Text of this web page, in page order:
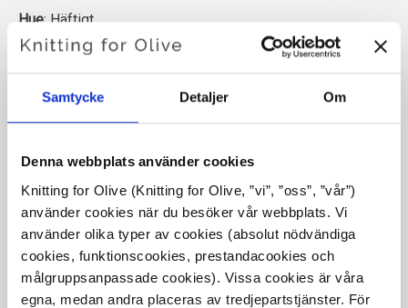
Samtycke Detaljer Om
Denna webbplats använder cookies
Knitting for Olive (Knitting for Olive, ”vi”, ”oss”, ”vår”)
använder cookies när du besöker vår webbplats. Vi
använder olika typer av cookies (absolut nödvändiga
cookies, funktionscookies, prestandacookies och
målgruppsanpassade cookies). Vissa cookies är våra
egna, medan andra placeras av tredjepartstjänster. För
Hue: Häftigt
Färgsäsongen: Ljus sommar
tillbaka till den gård den kommer från. På så sätt vet vi
exakt vilken gård, vilka bönder och vilka får som har
tillverkat vår ull.
Merinoull har många utmärkta egenskaper. Den är
temperaturreglerande. Det innebär att ullen håller våra
kroppar varma i kallt väder och avger värme i varmt väder,